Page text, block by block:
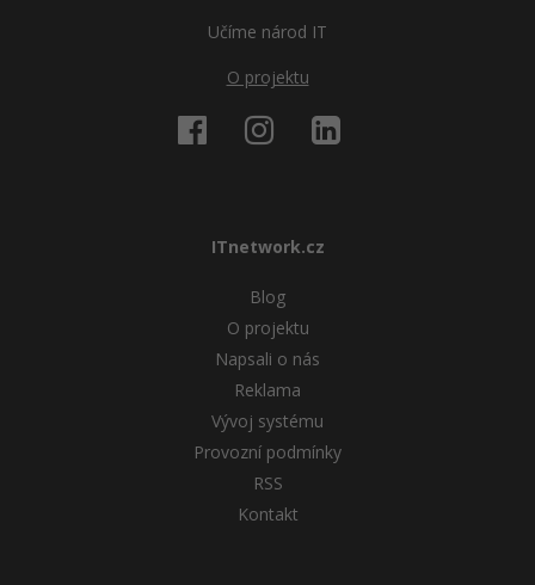
Učíme národ IT
O projektu
ITnetwork.cz
Blog
O projektu
Napsali o nás
Reklama
Vývoj systému
Provozní podmínky
RSS
Kontakt